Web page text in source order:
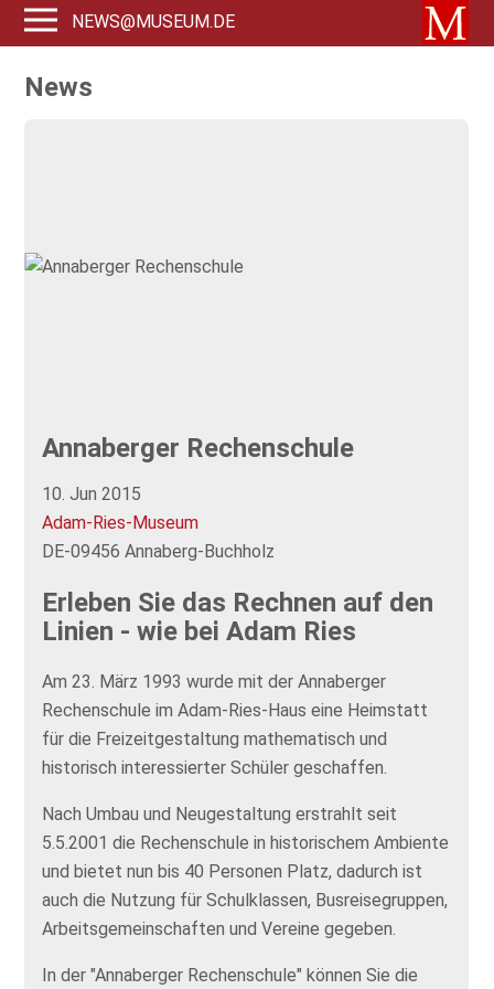
NEWS@MUSEUM.DE
News
Annaberger Rechenschule
10. Jun 2015
Adam-Ries-Museum
DE-09456 Annaberg-Buchholz
Erleben Sie das Rechnen auf den
Linien - wie bei Adam Ries
Am 23. März 1993 wurde mit der Annaberger
Rechenschule im Adam-Ries-Haus eine Heimstatt
für die Freizeitgestaltung mathematisch und
historisch interessierter Schüler geschaffen.
Nach Umbau und Neugestaltung erstrahlt seit
5.5.2001 die Rechenschule in historischem Ambiente
und bietet nun bis 40 Personen Platz, dadurch ist
auch die Nutzung für Schulklassen, Busreisegruppen,
Arbeitsgemeinschaften und Vereine gegeben.
In der "Annaberger Rechenschule" können Sie die